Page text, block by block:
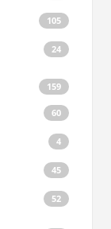
105
24
159
60
4
45
52